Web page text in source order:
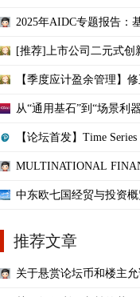
2025年AIDC专题报告：
[推荐]上市公司二元式创
【季度应计盈余管理】
从“通用基石”到“场景利
【论坛首发】Time Series
MULTINATIONAL
中东欧七国经贸与投资
推荐文章
关于悬赏论坛币和楼主